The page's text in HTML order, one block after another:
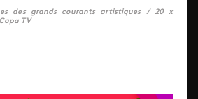
des grands courants artistiques / 20 x
TV